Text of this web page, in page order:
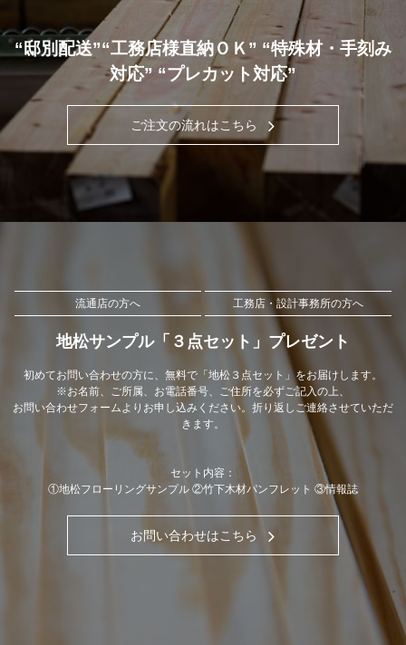
“邸別配送”“工務店様直納ＯＫ” “特殊材・手刻み
対応” “プレカット対応”
ご注文の流れはこちら
流通店の方へ 工務店・設計事務所の方へ
地松サンプル「３点セット」プレゼント
初めてお問い合わせの方に、無料で「地松３点セット」をお届けします。
※お名前、ご所属、お電話番号、ご住所を必ずご記入の上、
お問い合わせフォームよりお申し込みください。折り返しご連絡させていただ
きます。
セット内容：
①地松フローリングサンプル ②竹下木材パンフレット ③情報誌
お問い合わせはこちら